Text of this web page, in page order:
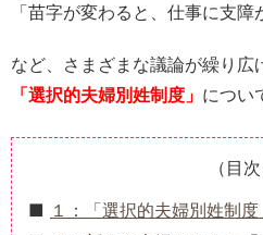
「苗字が変わると、仕事に支
など、さまざまな議論が繰り広
「選択的夫婦別姓制度」 につい
（目次
１：「選択的夫婦別姓制度